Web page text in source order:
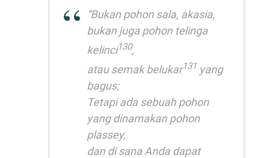
“Bukan pohon sala, akasia,
bukan juga pohon telinga
kelinci130,
atau semak belukar131 yang
bagus;
Tetapi ada sebuah pohon
yang dinamakan pohon
plassey,
dan di sana Anda dapat